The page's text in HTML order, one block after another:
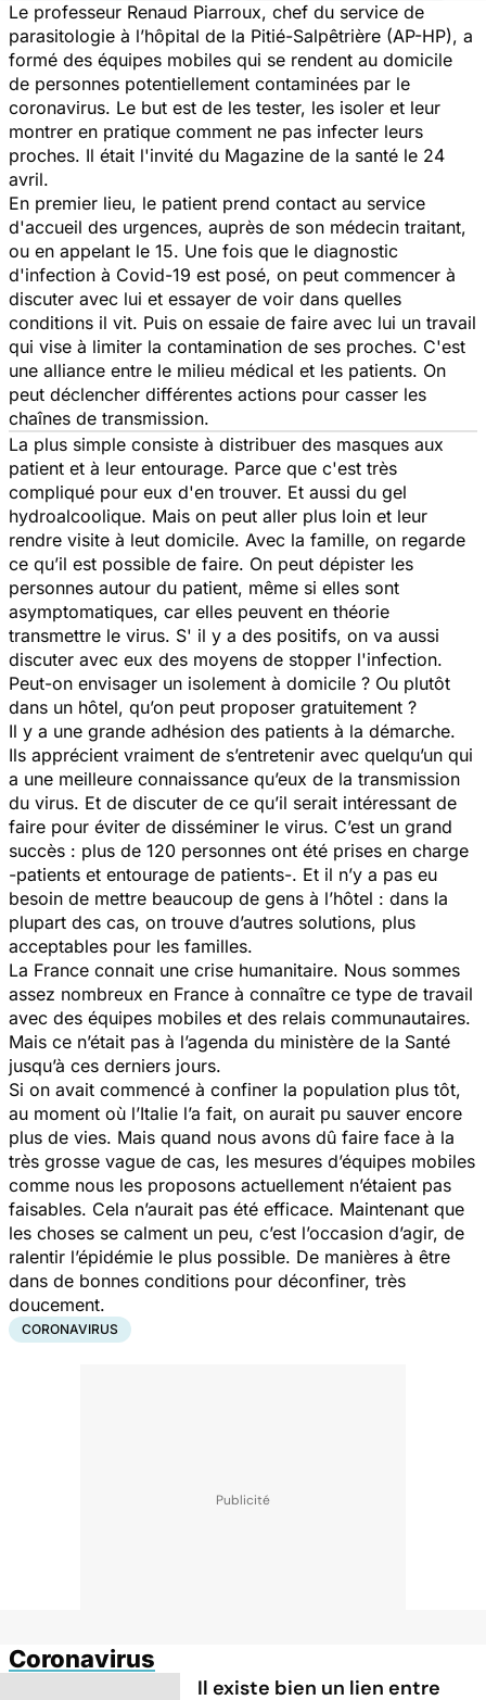
Le professeur Renaud Piarroux, chef du service de
parasitologie à l’hôpital de la Pitié-Salpêtrière (AP-HP), a
formé des équipes mobiles qui se rendent au domicile
de personnes potentiellement contaminées par le
coronavirus. Le but est de les tester, les isoler et leur
montrer en pratique comment ne pas infecter leurs
proches. Il était l'invité du Magazine de la santé le 24
avril.
En premier lieu, le patient prend contact au service
d'accueil des urgences, auprès de son médecin traitant,
ou en appelant le 15. Une fois que le diagnostic
d'infection à Covid-19 est posé, on peut commencer à
discuter avec lui et essayer de voir dans quelles
conditions il vit. Puis on essaie de faire avec lui un travail
qui vise à limiter la contamination de ses proches. C'est
une alliance entre le milieu médical et les patients. On
peut déclencher différentes actions pour casser les
chaînes de transmission.
La plus simple consiste à distribuer des masques aux
patient et à leur entourage. Parce que c'est très
compliqué pour eux d'en trouver. Et aussi du gel
hydroalcoolique. Mais on peut aller plus loin et leur
rendre visite à leut domicile. Avec la famille, on regarde
ce qu’il est possible de faire. On peut dépister les
personnes autour du patient, même si elles sont
asymptomatiques, car elles peuvent en théorie
transmettre le virus. S' il y a des positifs, on va aussi
discuter avec eux des moyens de stopper l'infection.
Peut-on envisager un isolement à domicile ? Ou plutôt
dans un hôtel, qu’on peut proposer gratuitement ?
Il y a une grande adhésion des patients à la démarche.
Ils apprécient vraiment de s’entretenir avec quelqu’un qui
a une meilleure connaissance qu’eux de la transmission
du virus. Et de discuter de ce qu’il serait intéressant de
faire pour éviter de disséminer le virus. C’est un grand
succès : plus de 120 personnes ont été prises en charge
-patients et entourage de patients-. Et il n’y a pas eu
besoin de mettre beaucoup de gens à l’hôtel : dans la
plupart des cas, on trouve d’autres solutions, plus
acceptables pour les familles.
La France connait une crise humanitaire. Nous sommes
assez nombreux en France à connaître ce type de travail
avec des équipes mobiles et des relais communautaires.
Mais ce n’était pas à l’agenda du ministère de la Santé
jusqu’à ces derniers jours.
Si on avait commencé à confiner la population plus tôt,
au moment où l’Italie l’a fait, on aurait pu sauver encore
plus de vies. Mais quand nous avons dû faire face à la
très grosse vague de cas, les mesures d’équipes mobiles
comme nous les proposons actuellement n’étaient pas
faisables. Cela n’aurait pas été efficace. Maintenant que
les choses se calment un peu, c’est l’occasion d’agir, de
ralentir l’épidémie le plus possible. De manières à être
dans de bonnes conditions pour déconfiner, très
doucement.
CORONAVIRUS
Coronavirus
Il existe bien un lien entre